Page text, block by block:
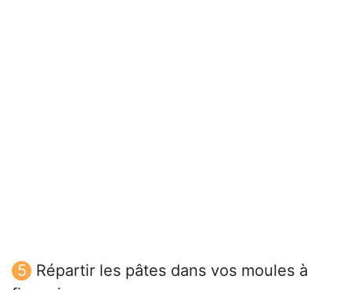
Répartir les pâtes dans vos moules à